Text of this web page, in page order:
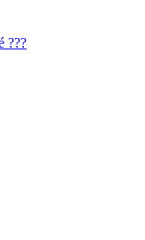
???